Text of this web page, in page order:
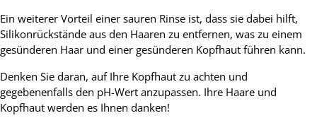
Ein weiterer Vorteil einer sauren Rinse ist, dass sie dabei hilft,
Silikonrückstände aus den Haaren zu entfernen, was zu einem
gesünderen Haar und einer gesünderen Kopfhaut führen kann.
Denken Sie daran, auf Ihre Kopfhaut zu achten und
gegebenenfalls den pH-Wert anzupassen. Ihre Haare und
Kopfhaut werden es Ihnen danken!